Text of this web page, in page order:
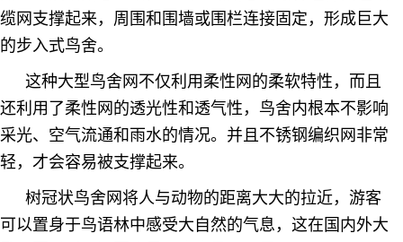
缆网支撑起来，周围和围墙或围栏连接固定，形成巨大
的步入式鸟舍。
这种大型鸟舍网不仅利用柔性网的柔软特性，而且
还利用了柔性网的透光性和透气性，鸟舍内根本不影响
采光、空气流通和雨水的情况。并且不锈钢编织网非常
轻，才会容易被支撑起来。
树冠状鸟舍网将人与动物的距离大大的拉近，游客
可以置身于鸟语林中感受大自然的气息，这在国内外大